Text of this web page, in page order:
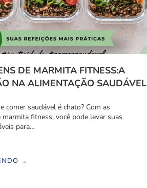
DE MARMITA FITNESS:A
NA ALIMENTAÇÃO SAUDÁVEL
comer saudável é chato? Com as
marmita fitness, você pode levar suas
para…
→